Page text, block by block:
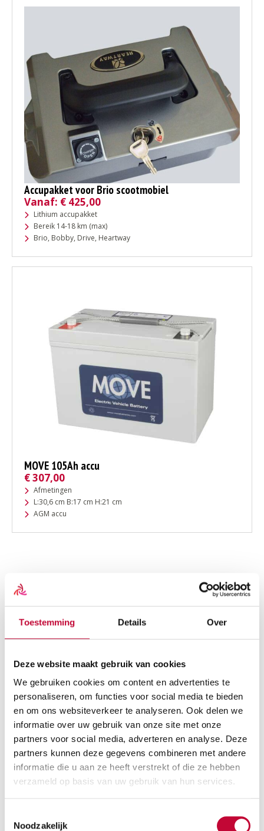
Toestemming Details Over
Deze website maakt gebruik van cookies
We gebruiken cookies om content en advertenties te
personaliseren, om functies voor social media te bieden
en om ons websiteverkeer te analyseren. Ook delen we
informatie over uw gebruik van onze site met onze
partners voor social media, adverteren en analyse. Deze
partners kunnen deze gegevens combineren met andere
informatie die u aan ze heeft verstrekt of die ze hebben
verzameld op basis van uw gebruik van hun services.
Noodzakelijk
Accupakket voor Brio scootmobiel
Vanaf: € 425,00
Lithium accupakket
Bereik 14-18 km (max)
Brio, Bobby, Drive, Heartway
MOVE 105Ah accu
€307,00
Afmetingen
L:30,6 cm B:17 cm H:21 cm
AGM accu
SCOOTMOBIEL ACCU
Er zijn een paar technische eisen, en een aantal gebruik-
moet maken voor een een scootmobiel accu aanschaft.
Als er vragen of onduidelijkheden zijn neem dan contact op
met onze adviseurs, zij helpen u ter plekke met het maken van
de juiste keus.
telefoonnummer 085 - 2014 214
Een passende accu
Een belangrijke technische eis is, dat de buitenmaten van de
accu’s passen in de accubak van de scootmobiel. Een
scootmobiel heeft altijd 2 accu’s van 12 volt nodig. Het
vaak 12 Ampere-uur (Ah) accu’s (bijv. de Go-go Elite Traveller).
Sommige opvouwbare scootmobielen hebben een grotere